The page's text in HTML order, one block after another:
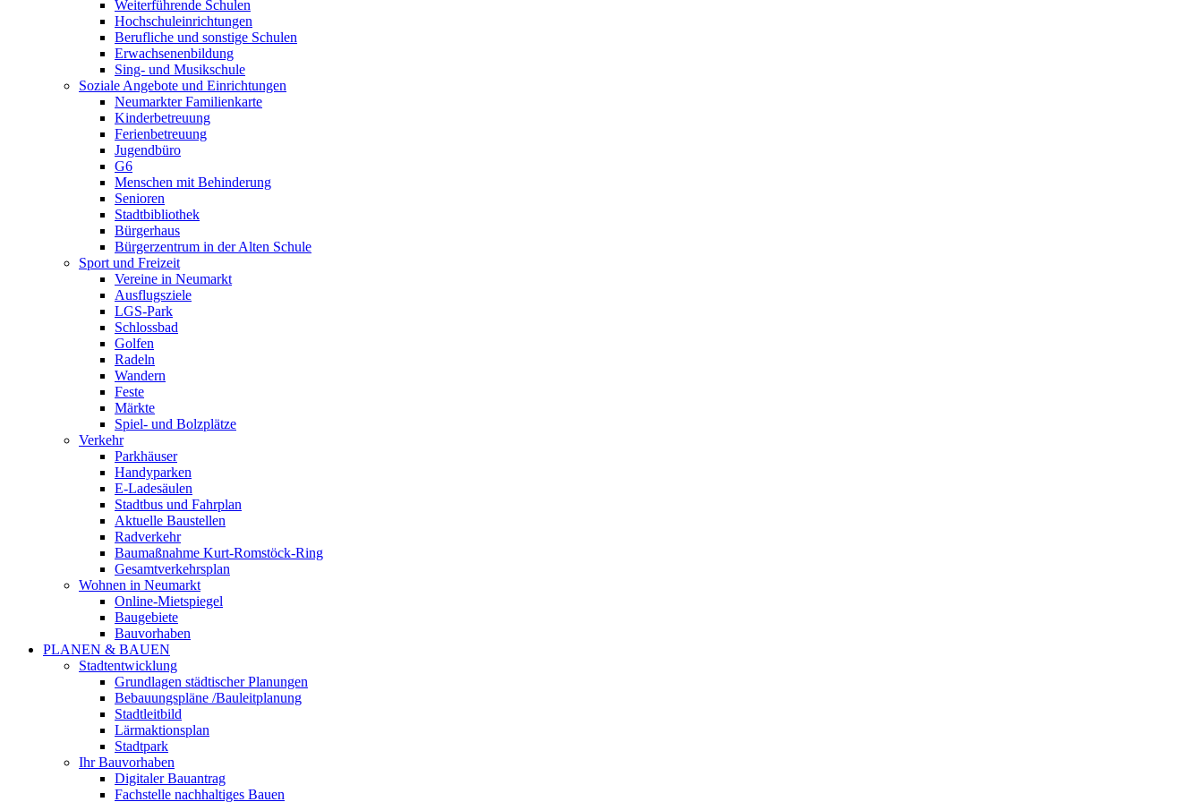
Weiterführende Schulen
Hochschuleinrichtungen
Berufliche und sonstige Schulen
Erwachsenenbildung
Sing- und Musikschule
Soziale Angebote und Einrichtungen
Neumarkter Familienkarte
Kinderbetreuung
Ferienbetreuung
Jugendbüro
G6
Menschen mit Behinderung
Senioren
Stadtbibliothek
Bürgerhaus
Bürgerzentrum in der Alten Schule
Sport und Freizeit
Vereine in Neumarkt
Ausflugsziele
LGS-Park
Schlossbad
Golfen
Radeln
Wandern
Feste
Märkte
Spiel- und Bolzplätze
Verkehr
Parkhäuser
Handyparken
E-Ladesäulen
Stadtbus und Fahrplan
Aktuelle Baustellen
Radverkehr
Baumaßnahme Kurt-Romstöck-Ring
Gesamtverkehrsplan
Wohnen in Neumarkt
Online-Mietspiegel
Baugebiete
Bauvorhaben
PLANEN & BAUEN
Stadtentwicklung
Grundlagen städtischer Planungen
Bebauungspläne /Bauleitplanung
Stadtleitbild
Lärmaktionsplan
Stadtpark
Ihr Bauvorhaben
Digitaler Bauantrag
Fachstelle nachhaltiges Bauen